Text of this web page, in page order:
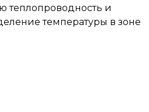
теплопроводность и
температуры в зоне